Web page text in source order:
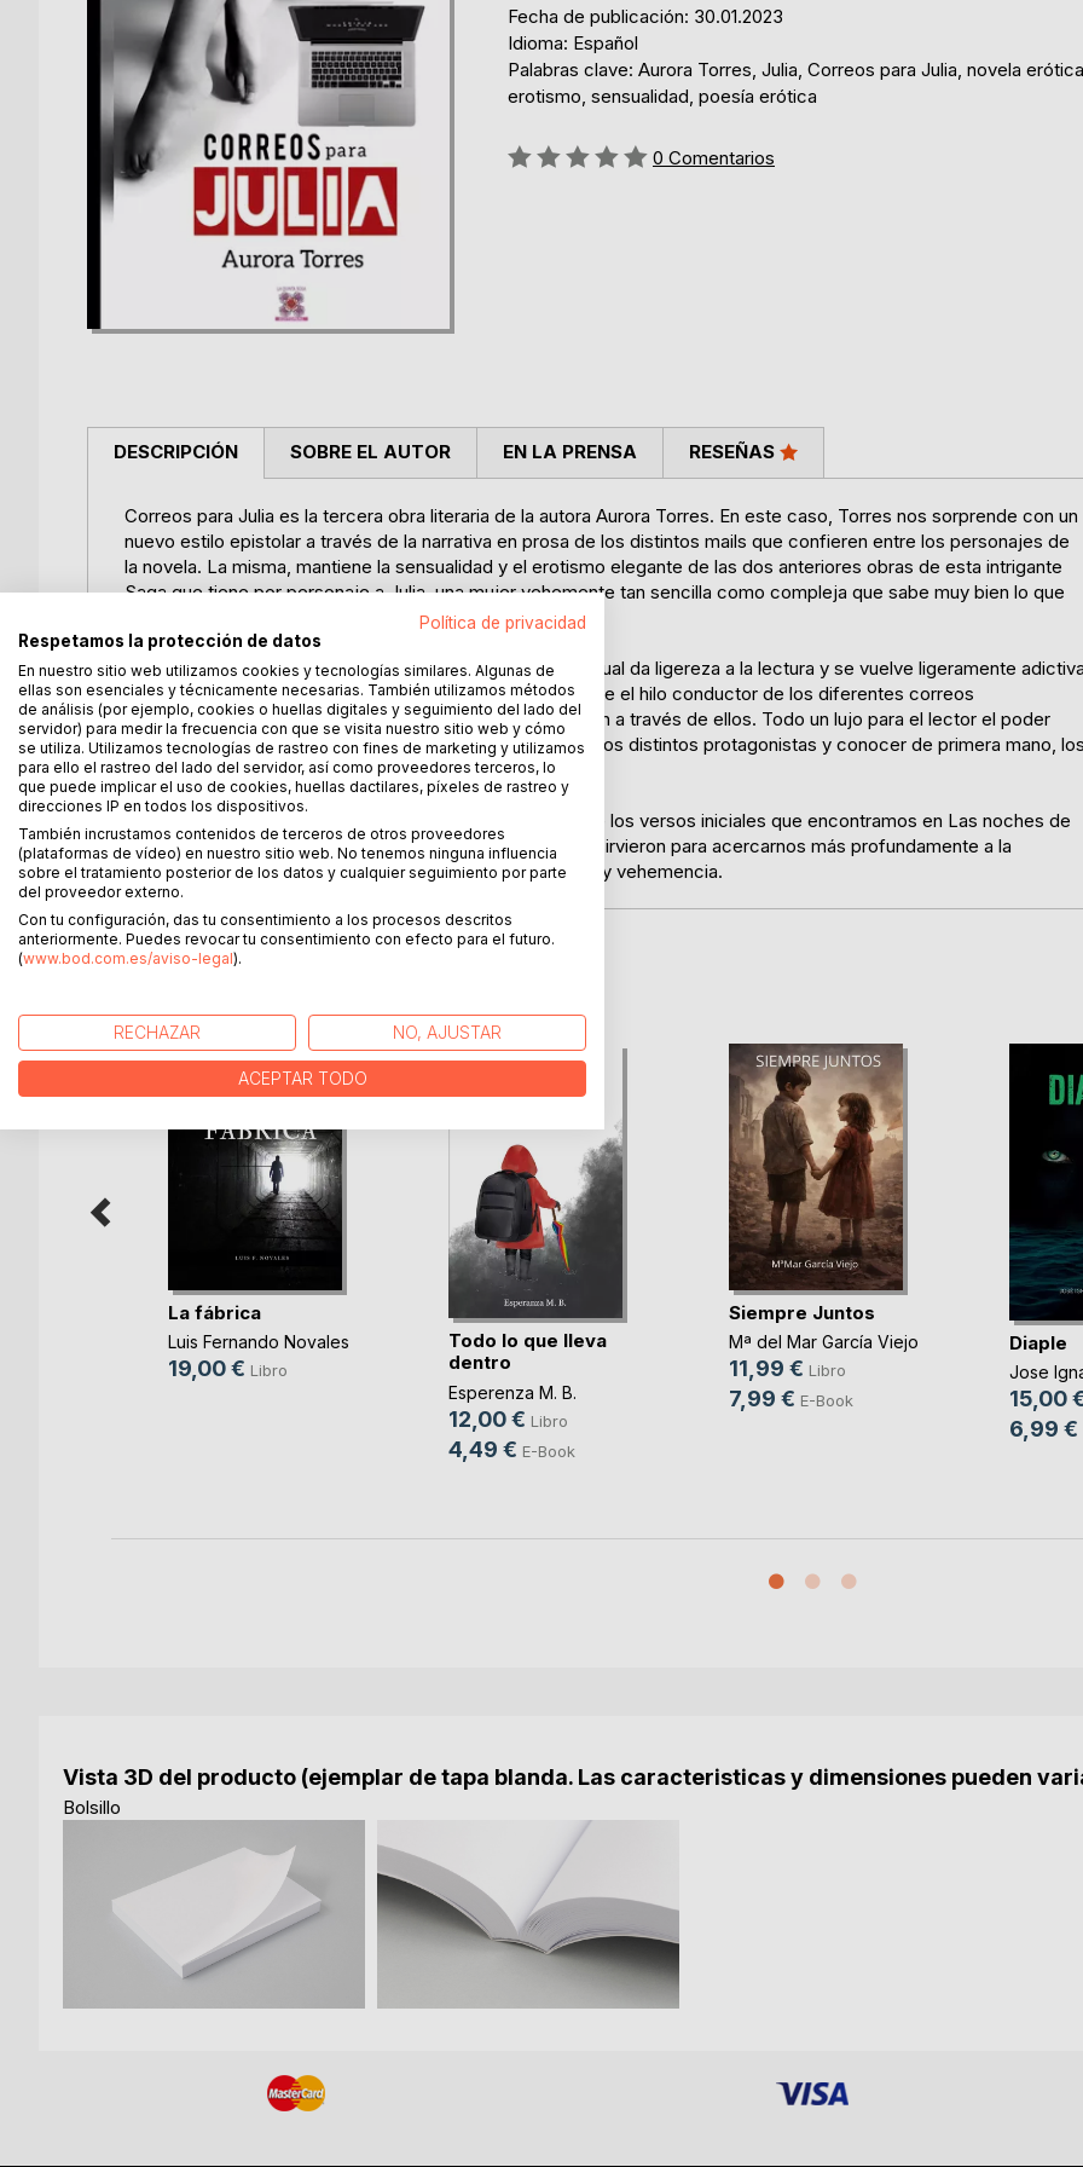
Fecha de publicación: 30.01.2023
Idioma: Español
Palabras clave: Aurora Torres, Julia, Correos para Julia, novela
erotismo, sensualidad, poesía erótica
Rating:
0 Comentarios
DESCRIPCIÓN
Correos para Julia es la tercera obra literaria de la autora Aurora Torres. En este caso, Torres nos sorprende con un
nuevo estilo epistolar a través de la narrativa en prosa de los distintos mails que confieren entre los personajes de
la novela. La misma, mantiene la sensualidad y el erotismo elegante de las dos anteriores obras de esta intrigante
Saga que tiene por personaje a Julia, una mujer vehemente tan sencilla como compleja que sabe muy bien lo que
Conserva la línea léxico estructural del sustantivo con la cual da ligereza a la lectura y se vuelve ligeramente
ya que, en este caso, la narración está contemplada desde el hilo conductor de los diferentes correos
electrónicos. Seremos lectores indiscretos que merodean a través de ellos. Todo un lujo para el lector el poder
adentrarse en el mundo de Julia desde la perspectiva de los distintos protagonistas y conocer de primera mano,
secretos ocultos de Julia.
Vamos a percibir a una Julia que tiene una vida más allá de los versos iniciales que encontramos en Las noches de
Julia y Medias cortas para Julia, poemarios que bien nos sirvieron para acercarnos más profundamente a la
protagonista de un mundo lleno de pasión, deseo, anhelo y vehemencia.
SOBRE EL AUTOR EN LA PRENSA RESEÑAS
La fábrica
Luis Fernando Novales
19,00 € Libro
Todo lo que lleva
dentro
Esperenza M. B.
12,00 € Libro
4,49 € E-Book
Siempre Juntos
Mª del Mar García Viejo
11,99 € Libro
7,99 € E-Book
Diaple
Jose
15,00
6,99 €
Vista 3D del producto (ejemplar de tapa blanda. Las caracteristicas y dimensiones pueden
Bolsillo
Política de privacidad
Respetamos la protección de datos
En nuestro sitio web utilizamos cookies y tecnologías similares. Algunas de
ellas son esenciales y técnicamente necesarias. También utilizamos métodos
de análisis (por ejemplo, cookies o huellas digitales y seguimiento del lado del
servidor) para medir la frecuencia con que se visita nuestro sitio web y cómo
se utiliza. Utilizamos tecnologías de rastreo con fines de marketing y utilizamos
para ello el rastreo del lado del servidor, así como proveedores terceros, lo
que puede implicar el uso de cookies, huellas dactilares, píxeles de rastreo y
direcciones IP en todos los dispositivos.
También incrustamos contenidos de terceros de otros proveedores
(plataformas de vídeo) en nuestro sitio web. No tenemos ninguna influencia
sobre el tratamiento posterior de los datos y cualquier seguimiento por parte
del proveedor externo.
Con tu configuración, das tu consentimiento a los procesos descritos
anteriormente. Puedes revocar tu consentimiento con efecto para el futuro.
(www.bod.com.es/aviso-legal).
RECHAZAR NO, AJUSTAR
ACEPTAR TODO